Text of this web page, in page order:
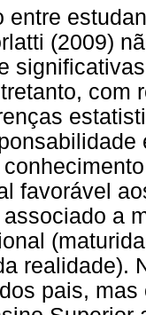
entre
(2009)
com
favorável
a
realidade).
pais,